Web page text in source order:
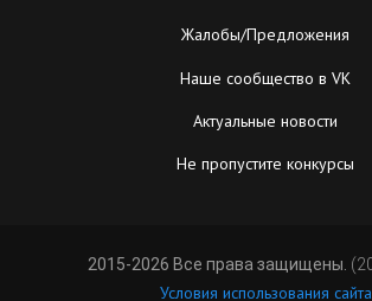
Жалобы/Предложения
Наше сообщество в VK
Актуальные новости
Не пропустите конкурсы
2015-2026 Все права защищены.
Условия использования сайта